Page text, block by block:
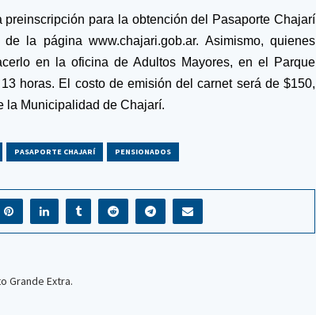
para la obtención del Pasaporte Chajarí
la página www.chajari.gob.ar. Asimismo, quienes
en la oficina de Adultos Mayores, en el Parque
horas. El costo de emisión del carnet será de $150,
la Municipalidad de Chajarí.
PASAPORTE CHAJARÍ PENSIONADOS
Grande Extra.